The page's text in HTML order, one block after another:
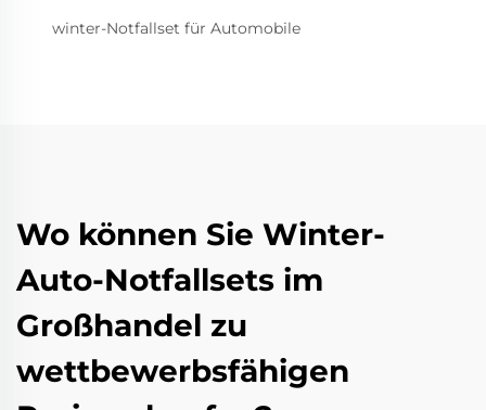
winter-Notfallset für Automobile
Wo können Sie Winter-
Auto-Notfallsets im
Großhandel zu
wettbewerbsfähigen